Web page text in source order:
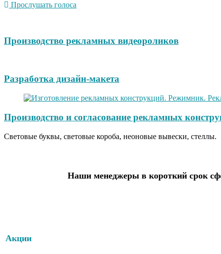
Прослушать голоса
Производство рекламных видеороликов
Разработка дизайн-макета
Производство и согласование рекламных
Световые буквы, световые короба, неоновые вывески, стеллы.
Наши менеджеры в короткий срок
Акции